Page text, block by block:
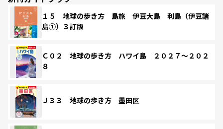
１５ 地球の歩き方 島旅 伊豆大島 利島（伊豆諸
島①）３訂版
Ｃ０２ 地球の歩き方 ハワイ島 ２０２７～２０２
８
Ｊ３３ 地球の歩き方 墨田区